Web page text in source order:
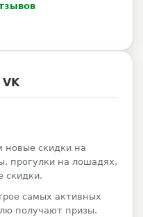
новые скидки на
прогулки на лошадях,
скидки.
самых активных
получают призы.